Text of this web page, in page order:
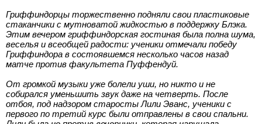
Гриффиндорцы торжественно подняли свои пластиковые
стаканчики с мутноватой жидкостью в поддержку Блэка.
Этим вечером гриффиндорская гостиная была полна шума,
веселья и всеобщей радости: ученики отмечали победу
Гриффиндора в состоявшемся несколько часов назад
матче против факультета Пуффендуй.
От громкой музыки уже болели уши, но никто и не
собирался уменьшить звук даже на четверть. После
отбоя, под надзором старосты Лили Эванс, ученики с
первого по третий курс были отправлены в свои спальни.